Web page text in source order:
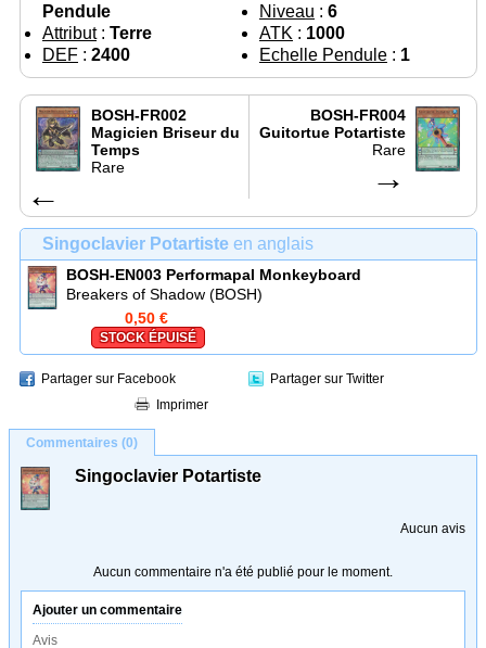
Pendule
Niveau : 6
Attribut: Terre ATK : 1000
DEF : 2400 Echelle Pendule : 1
BOSH-FR002
Magicien Briseur du
Temps
Rare
←
BOSH-FR004
Guitortue Potartiste
Rare
→
Singoclavier Potartiste en anglais
BOSH-EN003 Performapal Monkeyboard
Breakers of Shadow (BOSH)
0,50 €
STOCK ÉPUISÉ
Partager sur Facebook
Partager sur Twitter
Imprimer
Commentaires (0)
Singoclavier Potartiste
Aucun avis
Aucun commentaire n'a été publié pour le moment.
Ajouter un commentaire
Avis